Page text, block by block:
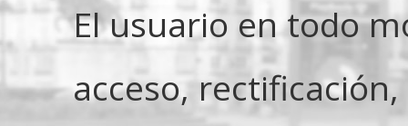
El usuario en todo
acceso,